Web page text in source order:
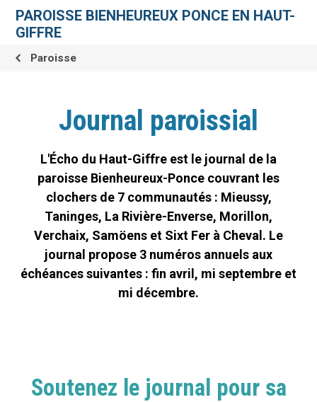
contenu.
navigation
personnelsPAROISSE BIENHEUREUX PONCE EN HAUT-
GIFFRE
Paroisse
Journal paroissial
L'Écho du Haut-Giffre est le journal de la
paroisse Bienheureux-Ponce couvrant les
clochers de 7 communautés : Mieussy,
Taninges, La Rivière-Enverse, Morillon,
Verchaix, Samöens et Sixt Fer à Cheval. Le
journal propose 3 numéros annuels aux
échéances suivantes : fin avril, mi septembre et
mi décembre.
Soutenez le journal pour sa